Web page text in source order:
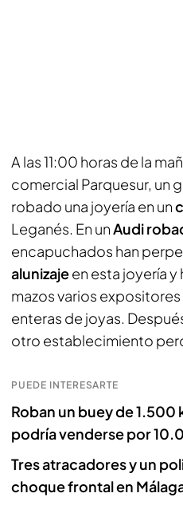
A las 11:00 horas de la
comercial Parquesur, un
robado una joyería en un
Leganés. En unAudi
encapuchados han
alunizajeen esta joyería
mazos varios
enteras de joyas.
otro establecimiento
PUEDE INTERESARTE
Roban un buey de 1.500
podría venderse por
Tres atracadores y un
choque frontal en